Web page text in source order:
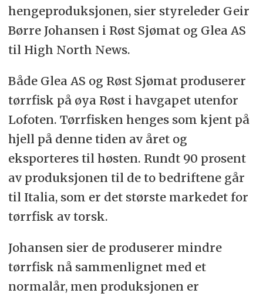
hengeproduksjonen, sier styreleder Geir
Børre Johansen i Røst Sjømat og Glea AS
til High North News.
Både Glea AS og Røst Sjømat produserer
tørrfisk på øya Røst i havgapet utenfor
Lofoten. Tørrfisken henges som kjent på
hjell på denne tiden av året og
eksporteres til høsten. Rundt 90 prosent
av produksjonen til de to bedriftene går
til Italia, som er det største markedet for
tørrfisk av torsk.
Johansen sier de produserer mindre
tørrfisk nå sammenlignet med et
normalår, men produksjonen er